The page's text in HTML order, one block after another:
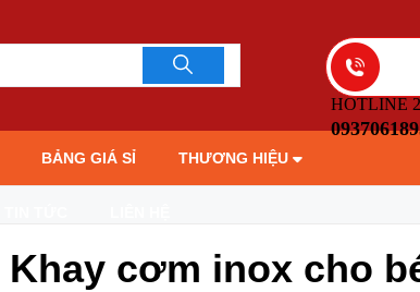
HOTLINE
BẢNG GIÁ SỈ THƯƠNG HIỆU
Khay cơm inox cho
0937061895